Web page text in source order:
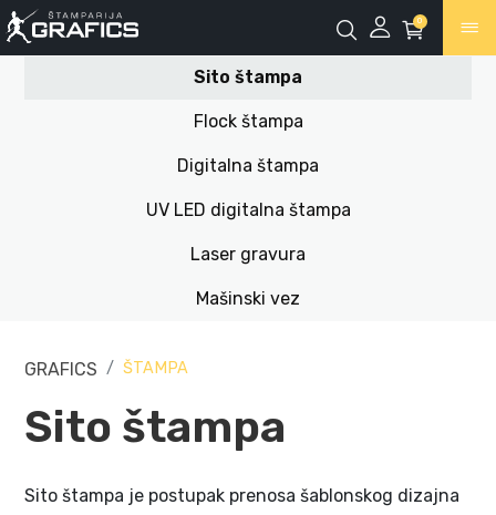
0
Sito štampa
Flock štampa
Digitalna štampa
UV LED digitalna štampa
Laser gravura
Mašinski vez
GRAFICS ŠTAMPA
Sito štampa
Sito štampa je postupak prenosa šablonskog dizajna